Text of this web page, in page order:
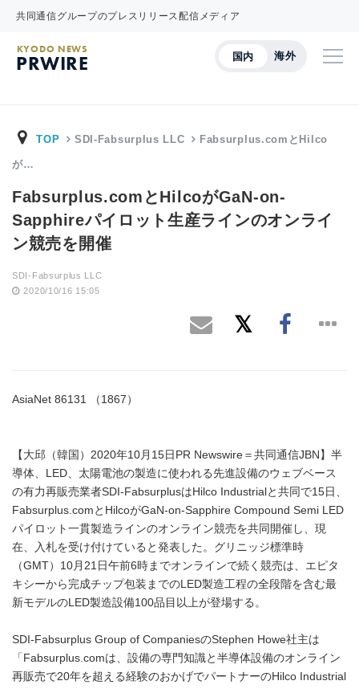
共同通信グループのプレスリリース配信メディア
国内 海外
KYODO NEWS
PRWIRE
TOP SDI-Fabsurplus LLC Fabsurplus.comとHilco
が…
Fabsurplus.comとHilcoがGaN-on-
Sapphireパイロット生産ラインのオンライ
ン競売を開催
SDI-Fabsurplus LLC
2020/10/16 15:05
AsiaNet 86131 （1867）
【大邱（韓国）2020年10月15日PR Newswire＝共同通信JBN】半
導体、LED、太陽電池の製造に使われる先進設備のウェブベース
の有力再販売業者SDI-FabsurplusはHilco Industrialと共同で15日、
Fabsurplus.comとHilcoがGaN-on-Sapphire Compound Semi LED
パイロット一貫製造ラインのオンライン競売を共同開催し、現
在、入札を受け付けていると発表した。グリニッジ標準時
（GMT）10月21日午前6時までオンラインで続く競売は、エピタ
キシーから完成チップ包装までのLED製造工程の全段階を含む最
新モデルのLED製造設備100品目以上が登場する。
SDI-Fabsurplus Group of CompaniesのStephen Howe社主は
「Fabsurplus.comは、設備の専門知識と半導体設備のオンライン
再販売で20年を超える経験のおかげでパートナーのHilco Industrial